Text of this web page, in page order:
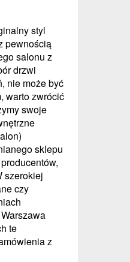
styl
pewnością
salonu z
drzwi
nie może być
warto zwrócić
swoje
sklepu
szerokiej
czy
te
z